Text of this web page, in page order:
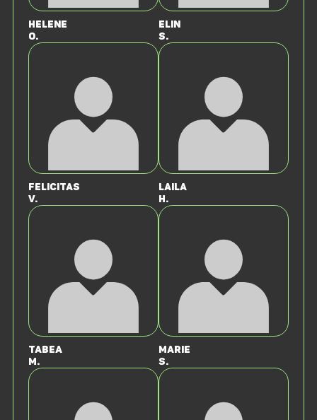
Helene
O.
Elin
S.
Felicitas
v.
Laila
H.
Tabea
M.
Marie
S.